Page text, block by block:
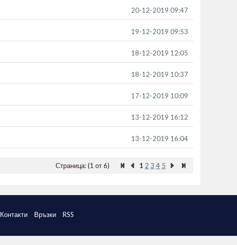
20-12-2019 09:47
19-12-2019 09:53
18-12-2019 12:05
18-12-2019 10:37
17-12-2019 10:09
13-12-2019 16:12
13-12-2019 16:04
Страница: (1 от 6) 1 2 3 4 5
Контакти Връзки RSS